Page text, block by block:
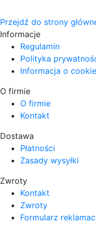
Przejdź do strony
Informacje
Regulamin
Polityka
Informacja o cookie
O firmie
O firmie
Kontakt
Dostawa
Płatności
Zasady wysyłki
Zwroty
Kontakt
Zwroty
Formularz